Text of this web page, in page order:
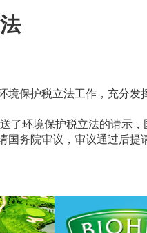
境保护税立法工作，充分
了环境保护税立法的请示
国务院审议，审议通过后